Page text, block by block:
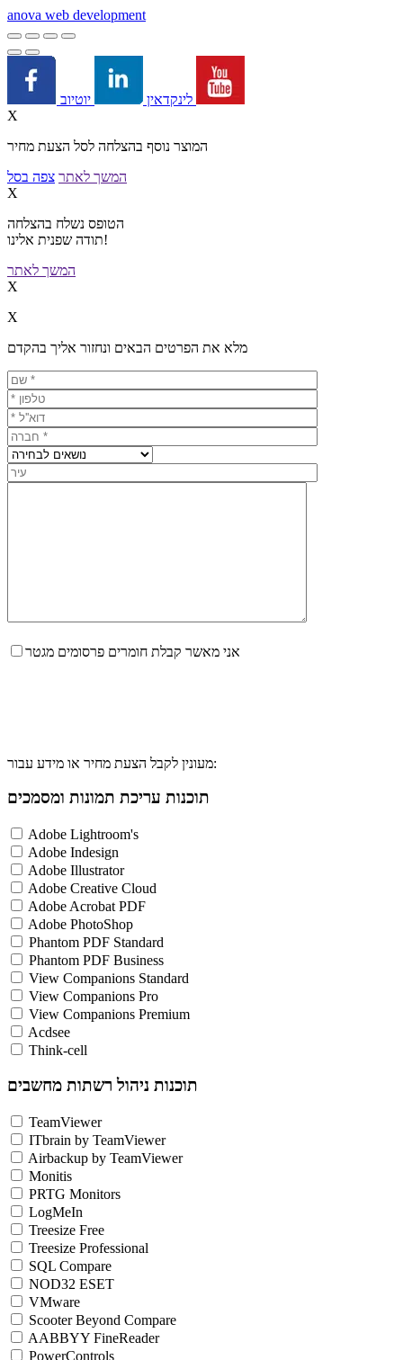
anova web development
לינקדאין
X
המוצר נוסף בהצלחה לסל הצעת מחיר
המשך לאתר צפה בסל
X
הטופס נשלח בהצלחה
תודה שפנית אלינו!
המשך לאתר
X
X
מלא את הפרטים הבאים ונחזור אליך בהקדם
אני מאשר קבלת חומרים פרסומים מגטר
מעונין לקבל הצעת מחיר או מידע עבור:
תוכנות עריכת תמונות ומסמכים
Adobe Lightroom's
Adobe Indesign
Adobe Illustrator
Adobe Creative Cloud
Adobe Acrobat PDF
Adobe PhotoShop
Phantom PDF Standard
Phantom PDF Business
View Companions Standard
View Companions Pro
View Companions Premium
Acdsee
Think-cell
תוכנות ניהול רשתות מחשבים
TeamViewer
ITbrain by TeamViewer
Airbackup by TeamViewer
Monitis
PRTG Monitors
LogMeIn
Treesize Free
Treesize Professional
SQL Compare
NOD32 ESET
VMware
Scooter Beyond Compare
AABBYY FineReader
PowerControls